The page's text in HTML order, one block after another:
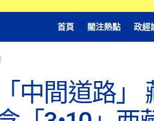
首頁 關注熱點 政經
中間道路